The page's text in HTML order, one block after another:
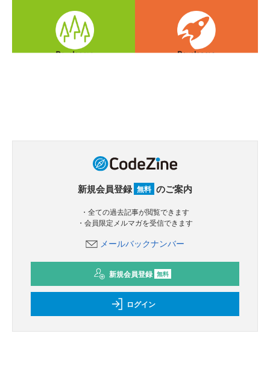
新規会員登録 無料 のご案内
・全ての過去記事が閲覧できます
・会員限定メルマガを受信できます
メールバックナンバー
新規会員登録 無料
ログイン